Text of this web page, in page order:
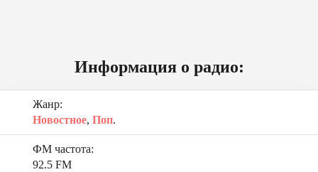
Информация о радио:
Жанр:
Новостное, Поп.
ФМ частота:
92.5 FM